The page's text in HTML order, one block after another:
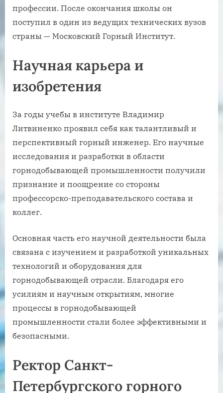
профессии. После окончания школы он
поступил в один из ведущих технических вузов
страны — Московский Горный Институт.
Научная карьера и
изобретения
За годы учебы в институте Владимир
Литвиненко проявил себя как талантливый и
перспективный горный инженер. Его научные
исследования и разработки в области
горнодобывающей промышленности получили
признание и поощрение со стороны
профессорско-преподавательского состава и
коллег.
Основная часть его научной деятельности была
связана с изучением и разработкой уникальных
технологий и оборудования для
горнодобывающей отрасли. Благодаря его
усилиям и научным открытиям, многие
процессы в горнодобывающей
промышленности стали более эффективными и
безопасными.
Ректор Санкт-
Петербургского горного